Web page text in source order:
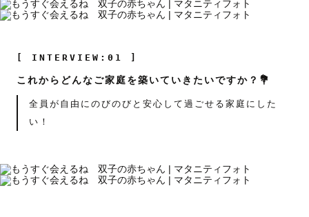
[ INTERVIEW:01 ]
これからどんなご家庭を築いていきたいですか？💐
全員が自由にのびのびと安心して過ごせる家庭にした
い！